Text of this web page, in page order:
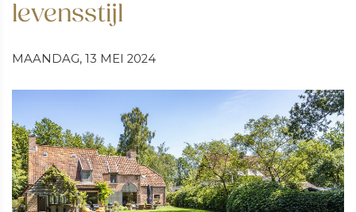
levensstijl
MAANDAG, 13 MEI 2024